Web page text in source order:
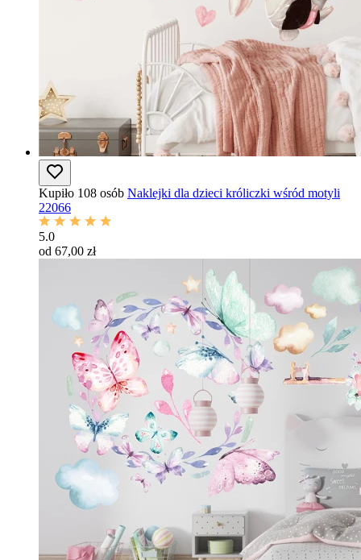
Kupiło 108 osób Naklejki dla dzieci króliczki wśród motyli
22066
5.0
od 67,00 zł